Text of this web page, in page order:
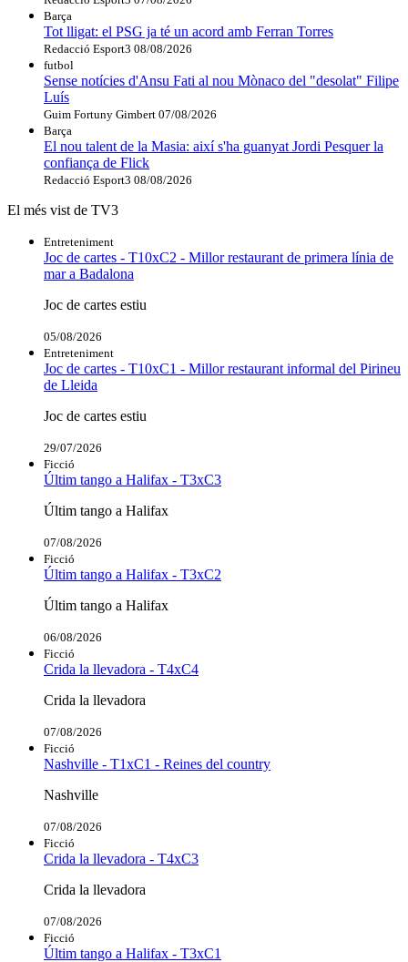
Barça
Tot lligat: el PSG ja té un acord amb Ferran Torres
Redacció Esport3 08/08/2026
futbol
Sense notícies d'Ansu Fati al nou Mònaco del "desolat" Filipe
Luís
Guim Fortuny Gimbert 07/08/2026
Barça
El nou talent de la Masia: així s'ha guanyat Jordi Pesquer la
confiança de Flick
Redacció Esport3 08/08/2026
El més vist de TV3
Entreteniment
Joc de cartes - T10xC2 - Millor restaurant de primera línia de
mar a Badalona
Joc de cartes estiu
05/08/2026
Entreteniment
Joc de cartes - T10xC1 - Millor restaurant informal del Pirineu
de Lleida
Joc de cartes estiu
29/07/2026
Ficció
Últim tango a Halifax - T3xC3
Últim tango a Halifax
07/08/2026
Ficció
Últim tango a Halifax - T3xC2
Últim tango a Halifax
06/08/2026
Ficció
Crida la llevadora - T4xC4
Crida la llevadora
07/08/2026
Ficció
Nashville - T1xC1 - Reines del country
Nashville
07/08/2026
Ficció
Crida la llevadora - T4xC3
Crida la llevadora
07/08/2026
Ficció
Últim tango a Halifax - T3xC1